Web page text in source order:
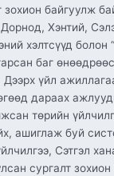
зохион байгуулж
Хэнтий,
хэлтсүүд болон
баг
үйл
дараах
төрийн
ашиглаж буй
Сэтгэл
сургалт зохион